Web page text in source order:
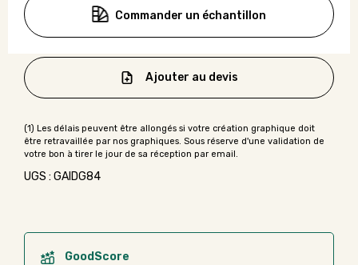
Commander un échantillon
Ajouter au devis
UGS : GAIDG84
GoodScore